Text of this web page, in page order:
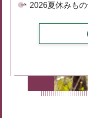
2026夏休みも